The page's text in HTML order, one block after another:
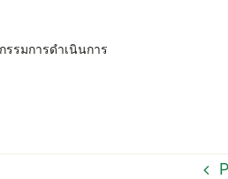
รมการดำเนินการ